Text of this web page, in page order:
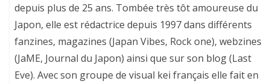
depuis plus de 25 ans. Tombée très tôt amoureuse du
Japon, elle est rédactrice depuis 1997 dans différents
fanzines, magazines (Japan Vibes, Rock one), webzines
(JaME, Journal du Japon) ainsi que sur son blog (Last
Eve). Avec son groupe de visual kei français elle fait en